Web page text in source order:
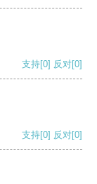
支持[0] 反对[0]
支持[0] 反对[0]